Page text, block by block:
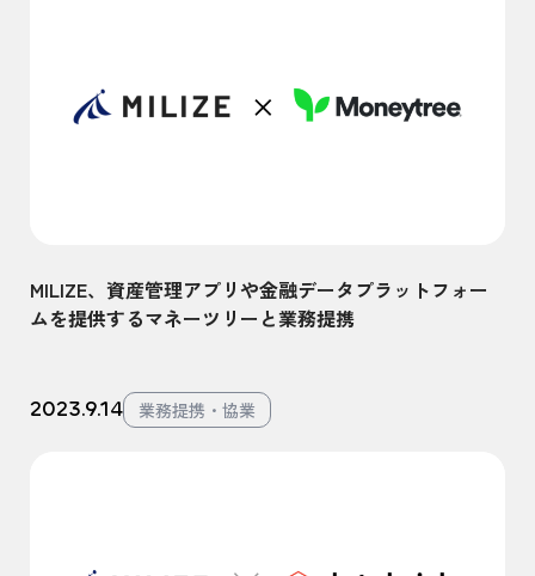
MILIZE、資産管理アプリや金融データプラットフォー
ムを提供するマネーツリーと業務提携
2023.9.14 業務提携・協業